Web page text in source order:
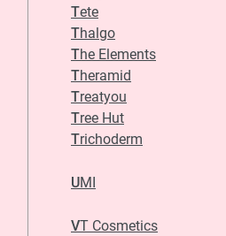
Tete
Thalgo
The Elements
Theramid
Treatyou
Tree Hut
Trichoderm
UMI
VT Cosmetics